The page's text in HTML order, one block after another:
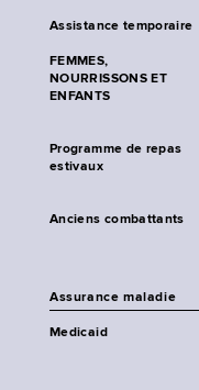
Assistance temporaire
FEMMES,
NOURRISSONS ET
ENFANTS
Programme de repas
estivaux
Anciens combattants
Assurance maladie
Medicaid